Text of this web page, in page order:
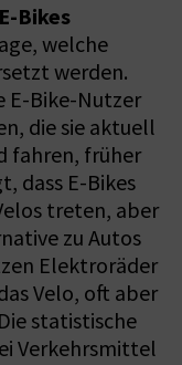
Bikes
welche
werden.
E-Bike-Nutzer
die sie aktuell
fahren, früher
dass E-Bikes
treten, aber
zu Autos
Elektroräder
Velo, oft aber
statistische
Verkehrsmittel